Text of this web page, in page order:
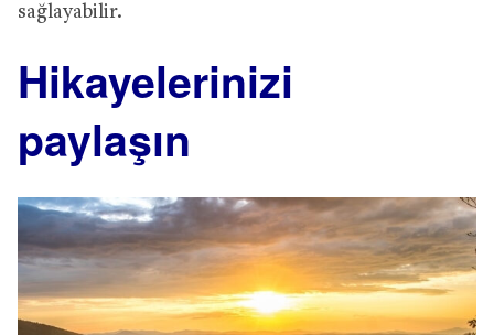
sağlayabilir.
Hikayelerinizi
paylaşın